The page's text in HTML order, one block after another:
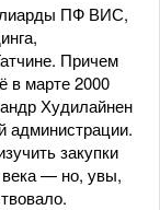
ПФ ВИС,
Причем
в марте 2000
Худилайнен
администрации.
закупки
— но, увы,